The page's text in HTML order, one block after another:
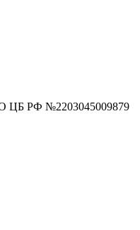
ЦБ РФ №2203045009879